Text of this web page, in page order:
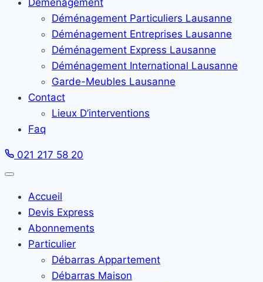
Déménagement
Déménagement Particuliers Lausanne
Déménagement Entreprises Lausanne
Déménagement Express Lausanne
Déménagement International Lausanne
Garde-Meubles Lausanne
Contact
Lieux D’interventions
Faq
021 217 58 20
Accueil
Devis Express
Abonnements
Particulier
Débarras Appartement
Débarras Maison